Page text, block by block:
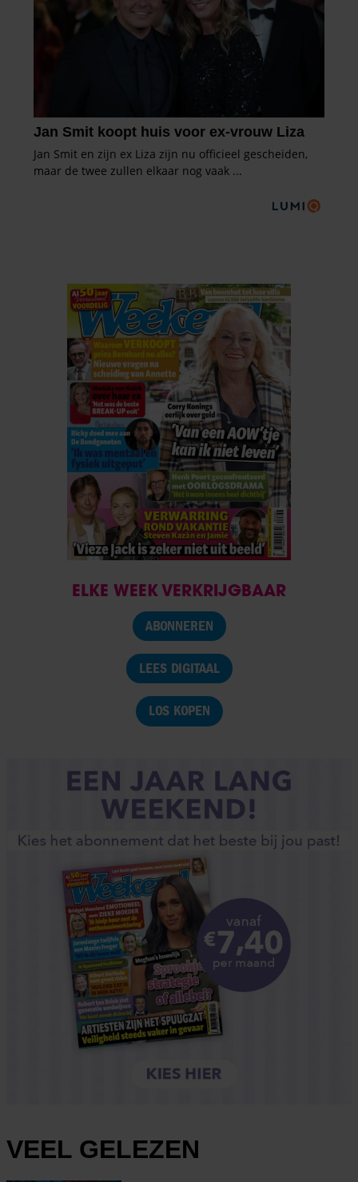
ELKE WEEK VERKRIJGBAAR
ABONNEREN
LEES DIGITAAL
LOS KOPEN